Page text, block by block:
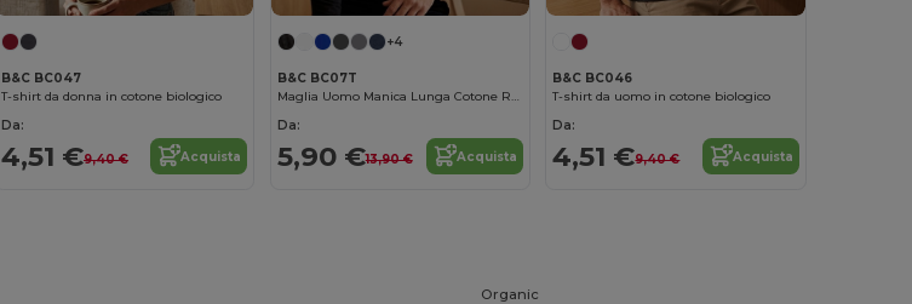
B&C BC047
T-shirt da donna in cotone biologico
Da:
4,51 €9,40 € Acquista
+4
B&C BC07T
Maglia Uomo Manica Lunga Cotone Resistente
Da:
5,90 €13,90 € Acquista
B&C BC046
T-shirt da uomo in cotone biologico
Da:
4,51 €9,40 € Acquista
Organic